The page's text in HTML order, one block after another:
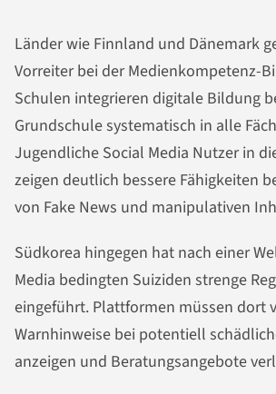
Länder wie Finnland und Dänemark
Vorreiter bei der Medienkompetenz-
Schulen integrieren digitale Bildung
Grundschule systematisch in alle
Jugendliche Social Media Nutzer in
zeigen deutlich bessere Fähigkeiten
von Fake News und manipulativen
Südkorea hingegen hat nach einer
Media bedingten Suiziden strenge
eingeführt. Plattformen müssen dort
Warnhinweise bei potentiell
anzeigen und Beratungsangebote